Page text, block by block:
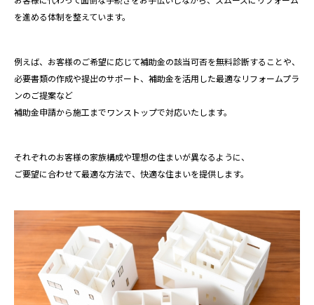
を進める体制を整えています。
例えば、お客様のご希望に応じて補助金の該当可否を無料診断することや、
必要書類の作成や提出のサポート、補助金を活用した最適なリフォームプラ
ンのご提案など
補助金申請から施工までワンストップで対応いたします。
それぞれのお客様の家族構成や理想の住まいが異なるように、
ご要望に合わせて最適な方法で、快適な住まいを提供します。